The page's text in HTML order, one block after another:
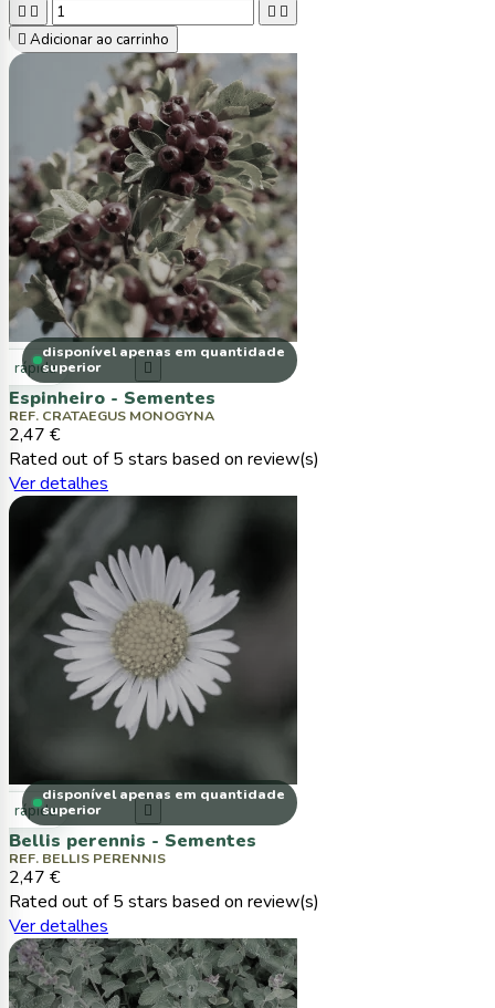
   
 Adicionar ao carrinho
disponível apenas em quantidade
superior
rápida 
Espinheiro - Sementes
REF. CRATAEGUS MONOGYNA
2,47 €
Rated out of 5 stars based on review(s)
Ver detalhes
disponível apenas em quantidade
superior
rápida 
Bellis perennis - Sementes
REF. BELLIS PERENNIS
2,47 €
Rated out of 5 stars based on review(s)
Ver detalhes